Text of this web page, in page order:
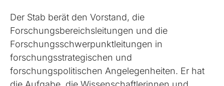
Der Stab berät den Vorstand, die
Forschungsbereichsleitungen und die
Forschungsschwerpunktleitungen in
forschungsstrategischen und
forschungspolitischen Angelegenheiten. Er hat